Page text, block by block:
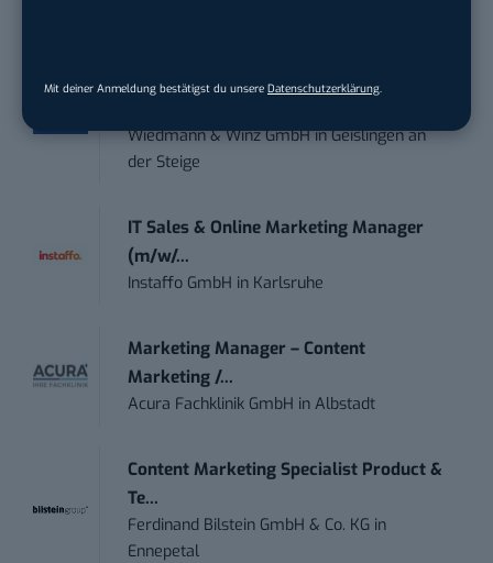
Mit deiner Anmeldung bestätigst du unsere Datenschutzerklärung
Social Media Manager – Content
Wiedmann & Winz GmbHinGeislingen an
der Steige
IT Sales & Online Marketing Manager
(m/w/...
Instaffo GmbH in Karlsruhe
Marketing Manager – Content
Marketing /...
Acura Fachklinik GmbH inAlbstadt
Content Marketing Specialist Product &
Te...
Ferdinand Bilstein GmbH & Co. KG in
Ennepetal